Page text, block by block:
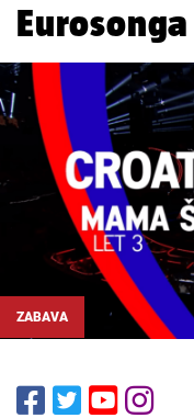
Eurosonga
ZABAVA